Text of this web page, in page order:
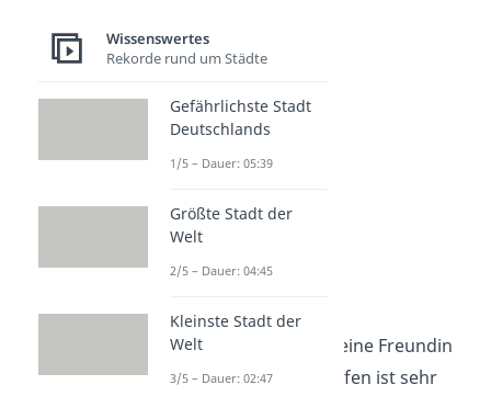
Jetzt weißt du, wie du eine Freundin
findest! Das erste Treffen ist sehr
Wissenswertes
Rekorde rund um Städte
Gefährlichste Stadt
Deutschlands
1/5 – Dauer: 05:39
Größte Stadt der
Welt
2/5 – Dauer: 04:45
Kleinste Stadt der
Welt
3/5 – Dauer: 02:47